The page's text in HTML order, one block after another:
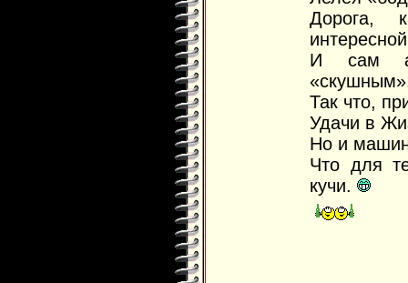
Дорога,
И сам
Так что,
Удачи в
Но и
Что для
кучи.